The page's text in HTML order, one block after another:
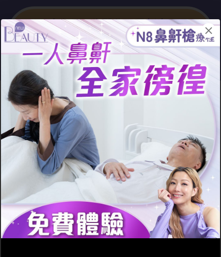
止鼻鼾要靠醫學，最新療程15
分鐘即解決鼻鼾！
15分鐘換來1年長效止鼻
鼾！